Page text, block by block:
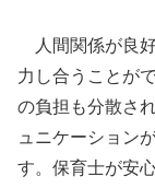
人間関係が良
力し合うことが
の負担も分散さ
ュニケーション
す。保育士が安